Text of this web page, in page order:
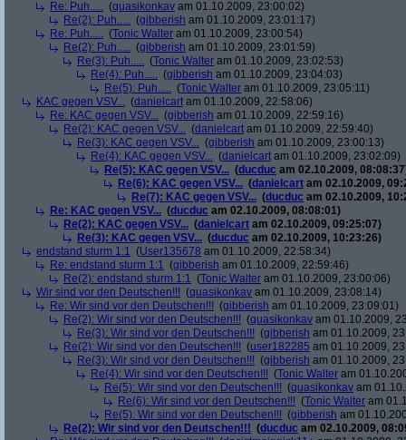
Re: Puh..... (quasikonkav am 01.10.2009, 23:00:02)
Re(2): Puh..... (gibberish am 01.10.2009, 23:01:17)
Re: Puh..... (Tonic Walter am 01.10.2009, 23:00:54)
Re(2): Puh..... (gibberish am 01.10.2009, 23:01:59)
Re(3): Puh..... (Tonic Walter am 01.10.2009, 23:02:53)
Re(4): Puh..... (gibberish am 01.10.2009, 23:04:03)
Re(5): Puh..... (Tonic Walter am 01.10.2009, 23:05:11)
KAC gegen VSV... (danielcart am 01.10.2009, 22:58:06)
Re: KAC gegen VSV... (gibberish am 01.10.2009, 22:59:16)
Re(2): KAC gegen VSV... (danielcart am 01.10.2009, 22:59:40)
Re(3): KAC gegen VSV... (gibberish am 01.10.2009, 23:00:13)
Re(4): KAC gegen VSV... (danielcart am 01.10.2009, 23:02:09)
Re(5): KAC gegen VSV... (ducduc am 02.10.2009,
Re(6): KAC gegen VSV... (danielcart am 02.10.2009,
Re(7): KAC gegen VSV... (ducduc am 02.10.2009,
Re: KAC gegen VSV... (ducduc am 02.10.2009, 08:08:01)
Re(2): KAC gegen VSV... (danielcart am 02.10.2009, 09:25:07)
Re(3): KAC gegen VSV... (ducduc am 02.10.2009, 10:23:26)
endstand sturm 1:1 (User135678 am 01.10.2009, 22:58:34)
Re: endstand sturm 1:1 (gibberish am 01.10.2009, 22:59:46)
Re(2): endstand sturm 1:1 (Tonic Walter am 01.10.2009, 23:00:06)
Wir sind vor den Deutschen!!! (quasikonkav am 01.10.2009, 23:08:14)
Re: Wir sind vor den Deutschen!!! (gibberish am 01.10.2009, 23:09:01)
Re(2): Wir sind vor den Deutschen!!! (quasikonkav am 01.10.2009,
Re(3): Wir sind vor den Deutschen!!! (gibberish am 01.10.2009,
Re(2): Wir sind vor den Deutschen!!! (user182285 am 01.10.2009,
Re(3): Wir sind vor den Deutschen!!! (gibberish am 01.10.2009,
Re(4): Wir sind vor den Deutschen!!! (Tonic Walter am
Re(5): Wir sind vor den Deutschen!!! (quasikonkav am
Re(6): Wir sind vor den Deutschen!!! (Tonic Walter am
Re(5): Wir sind vor den Deutschen!!! (gibberish am
Re(2): Wir sind vor den Deutschen!!! (ducduc am 02.10.2009,